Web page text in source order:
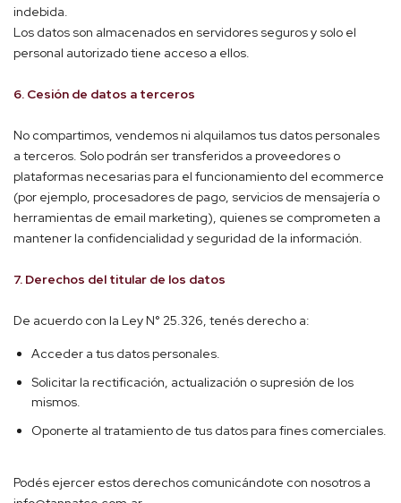
indebida.
Los datos son almacenados en servidores seguros y solo el
personal autorizado tiene acceso a ellos.
6. Cesión de datos a terceros
No compartimos, vendemos ni alquilamos tus datos personales
a terceros. Solo podrán ser transferidos a proveedores o
plataformas necesarias para el funcionamiento del ecommerce
(por ejemplo, procesadores de pago, servicios de mensajería o
herramientas de email marketing), quienes se comprometen a
mantener la confidencialidad y seguridad de la información.
7. Derechos del titular de los datos
De acuerdo con la Ley N° 25.326, tenés derecho a:
Acceder a tus datos personales.
Solicitar la rectificación, actualización o supresión de los
mismos.
Oponerte al tratamiento de tus datos para fines comerciales.
Podés ejercer estos derechos comunicándote con nosotros a